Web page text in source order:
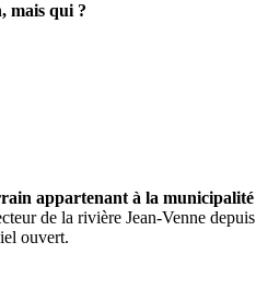
mais qui ?
appartenant à la municipalité
de la rivière Jean-Venne
ouvert.